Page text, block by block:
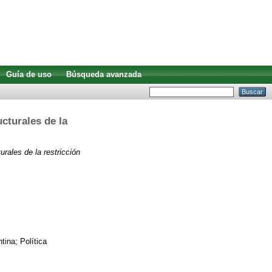
Guía de uso Búsqueda avanzada
de la
de la restricción
Política